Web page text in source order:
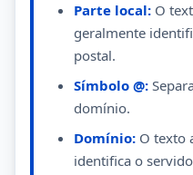
Parte local: O
geralmente
postal.
Símbolo @:
domínio.
Domínio: O texto
identifica o